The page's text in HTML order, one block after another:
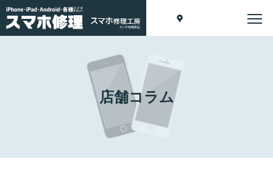
店舗コラム